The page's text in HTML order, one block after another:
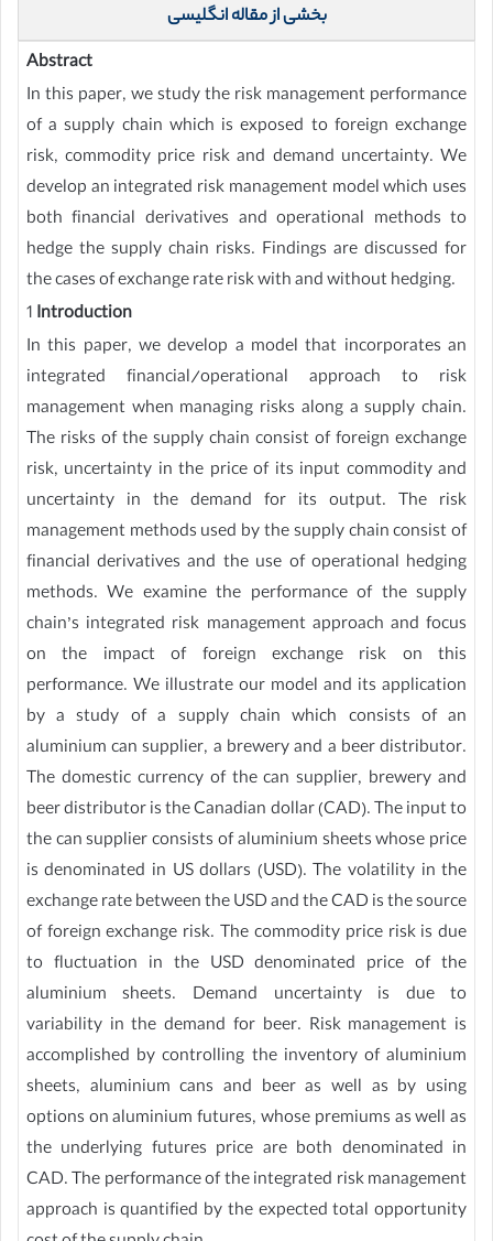
بخشی از مقاله انگلیسی
Abstract
In this paper, we study the risk management performance
of a supply chain which is exposed to foreign exchange
risk, commodity price risk and demand uncertainty. We
develop an integrated risk management model which uses
both financial derivatives and operational methods to
hedge the supply chain risks. Findings are discussed for
the cases of exchange rate risk with and without hedging.
1 Introduction
In this paper, we develop a model that incorporates an
integrated financial/operational approach to risk
management when managing risks along a supply chain.
The risks of the supply chain consist of foreign exchange
risk, uncertainty in the price of its input commodity and
uncertainty in the demand for its output. The risk
management methods used by the supply chain consist of
financial derivatives and the use of operational hedging
methods. We examine the performance of the supply
chain’s integrated risk management approach and focus
on the impact of foreign exchange risk on this
performance. We illustrate our model and its application
by a study of a supply chain which consists of an
aluminium can supplier, a brewery and a beer distributor.
The domestic currency of the can supplier, brewery and
beer distributor is the Canadian dollar (CAD). The input to
the can supplier consists of aluminium sheets whose price
is denominated in US dollars (USD). The volatility in the
exchange rate between the USD and the CAD is the source
of foreign exchange risk. The commodity price risk is due
to fluctuation in the USD denominated price of the
aluminium sheets. Demand uncertainty is due to
variability in the demand for beer. Risk management is
accomplished by controlling the inventory of aluminium
sheets, aluminium cans and beer as well as by using
options on aluminium futures, whose premiums as well as
the underlying futures price are both denominated in
CAD. The performance of the integrated risk management
approach is quantified by the expected total opportunity